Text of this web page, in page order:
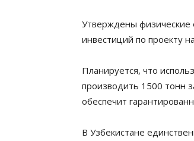
Утверждены физические
инвестиций по проекту
Планируется, что
производить 1500 тонн
обеспечит
В Узбекистане